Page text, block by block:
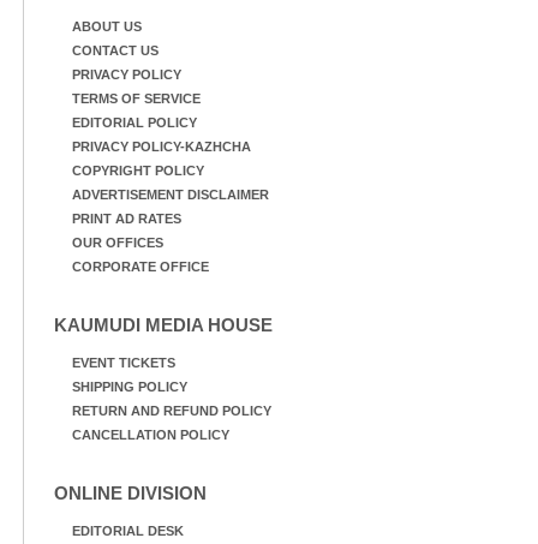
കുട്ടികൾABOUT US
CONTACT US
PRIVACY POLICY
TERMS OF SERVICE
EDITORIAL POLICY
PRIVACY POLICY-KAZHCHA
COPYRIGHT POLICY
ADVERTISEMENT DISCLAIMER
PRINT AD RATES
OUR OFFICES
CORPORATE OFFICE
KAUMUDI MEDIA HOUSE
EVENT TICKETS
SHIPPING POLICY
RETURN AND REFUND POLICY
CANCELLATION POLICY
ONLINE DIVISION
EDITORIAL DESK